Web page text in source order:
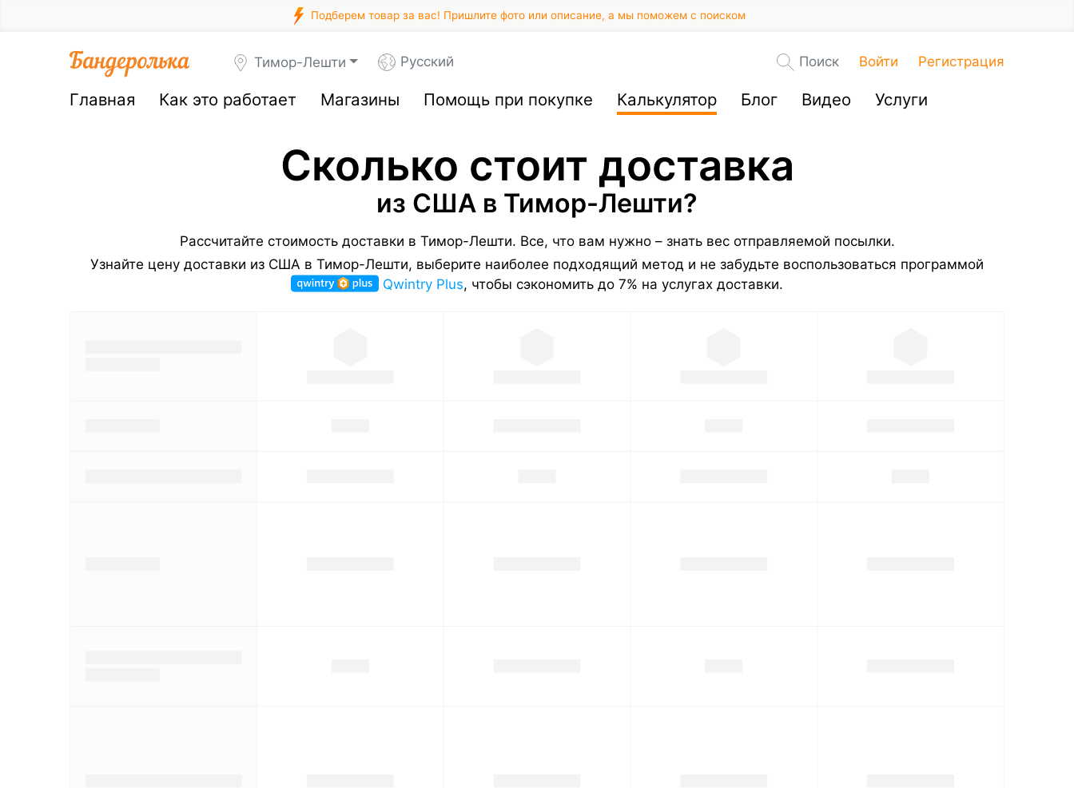
Подберем товар за вас! Пришлите фото или описание, а мы поможем с поиском
Тимор-Лешти Русский Поиск Войти Регистрация
Главная Как это работает Магазины Помощь при покупке Калькулятор Блог Видео Услуги
Сколько стоит доставка
из США в Тимор-Лешти?
Рассчитайте стоимость доставки в Тимор-Лешти. Все, что вам нужно – знать вес отправляемой посылки.
Узнайте цену доставки из США в Тимор-Лешти, выберите наиболее подходящий метод и не забудьте воспользоваться программой
Qwintry Plus, чтобы сэкономить до 7% на услугах доставки.